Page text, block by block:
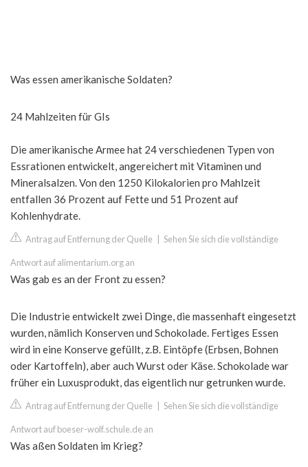
Was essen amerikanische Soldaten?
24 Mahlzeiten für GIs
Die amerikanische Armee hat 24 verschiedenen Typen von
Essrationen entwickelt, angereichert mit Vitaminen und
Mineralsalzen. Von den 1250 Kilokalorien pro Mahlzeit
entfallen 36 Prozent auf Fette und 51 Prozent auf
Kohlenhydrate.
Antrag auf Entfernung der Quelle Sehen Sie sich die vollständige
Antwort auf alimentarium.org an
Was gab es an der Front zu essen?
Die Industrie entwickelt zwei Dinge, die massenhaft eingesetzt
wurden, nämlich Konserven und Schokolade. Fertiges Essen
wird in eine Konserve gefüllt, z.B. Eintöpfe (Erbsen, Bohnen
oder Kartoffeln), aber auch Wurst oder Käse. Schokolade war
früher ein Luxusprodukt, das eigentlich nur getrunken wurde.
Antrag auf Entfernung der Quelle Sehen Sie sich die vollständige
Antwort auf boeser-wolf.schule.de an
Was aßen Soldaten im Krieg?